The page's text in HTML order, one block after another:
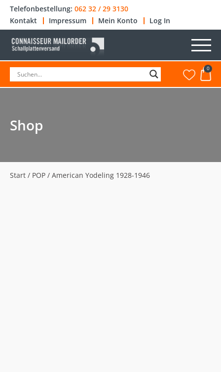
Telefonbestellung: 062 32 / 29 3130
Kontakt
Impressum Mein Konto Log In
0
Shop
Start / POP / American Yodeling 1928-1946